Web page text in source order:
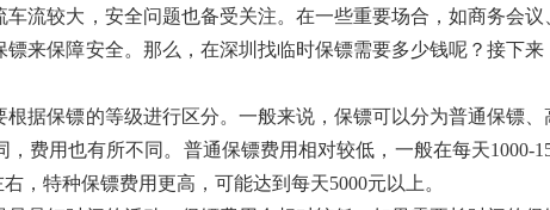
流较大，安全问题也备受关注。在一些重要场合，如商务会议
来保障安全。那么，在深圳找临时保镖需要多少钱呢？接下来
据保镖的等级进行区分。一般来说，保镖可以分为普通保镖、
费用也有所不同。普通保镖费用相对较低，一般在每天1000-
，特种保镖费用更高，可能达到每天5000元以上。